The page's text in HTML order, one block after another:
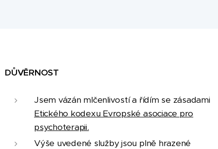
DŮVĚRNOST
Jsem vázán mlčenlivostí a řídím se zásadami
Etického kodexu Evropské asociace pro
psychoterapii.
Výše uvedené služby jsou plně hrazené